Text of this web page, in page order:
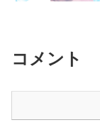
コメント